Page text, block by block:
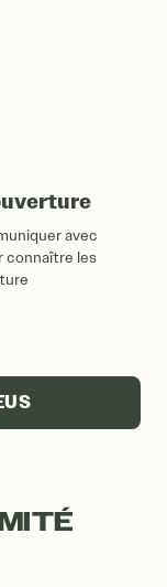
avec
connaître les